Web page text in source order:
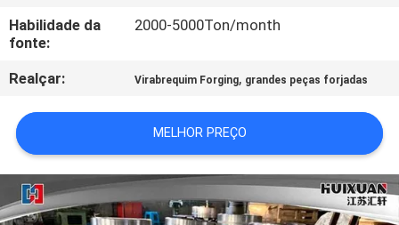
POLICY
Habilidade da
fonte:
2000-5000Ton/month
Realçar: Virabrequim Forging, grandes peças forjadas
MELHOR PREÇO